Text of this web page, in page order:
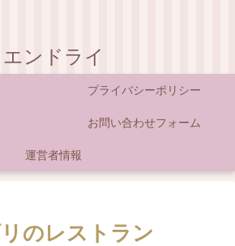
エンドライ
プライバシーポリシー
お問い合わせフォーム
運営者情報
のレストラン